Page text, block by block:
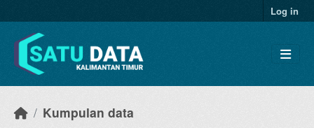
Log in
Kumpulan data